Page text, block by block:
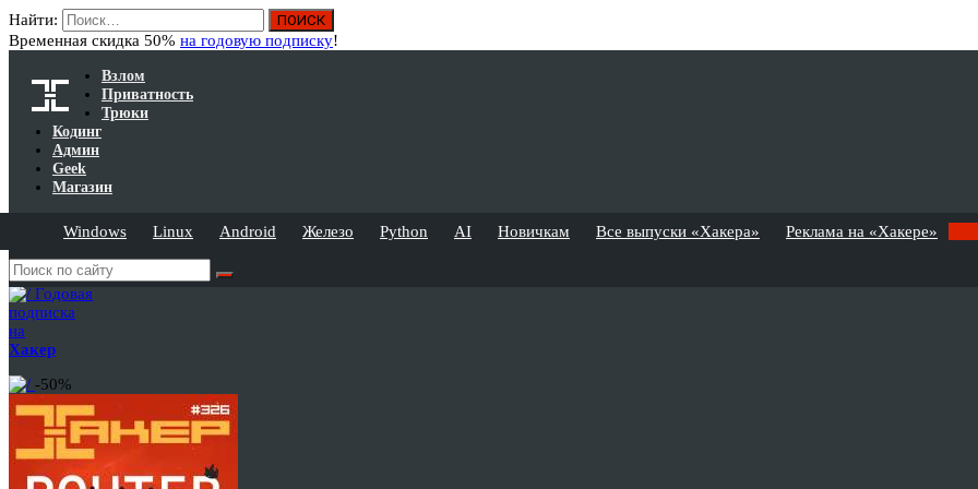
Найти:
Временная скидка 50% на годовую подписку!
Взлом
Приватность
Трюки
Кодинг
Админ
Geek
Магазин
Windows Linux Android Железо Python AI Новичкам Все выпуски «Хакера» Реклама на «Хакере»
Годовая
подписка
на
Хакер
-50%